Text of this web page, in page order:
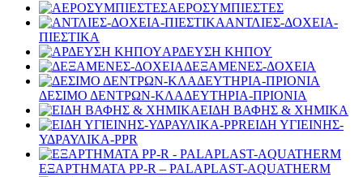
ΑΕΡΟΣΥΜΠΙΕΣΤΕΣ
ΑΝΤΛΙΕΣ-ΔΟΧΕΙΑ-
ΠΙΕΣΤΙΚΑ
ΑΡΔΕΥΣΗ ΚΗΠΟΥ
ΔΕΞΑΜΕΝΕΣ-ΔΟΧΕΙΑ
ΔΕΣΙΜΟ ΔΕΝΤΡΩΝ-ΚΛΑΔΕΥΤΗΡΙΑ-ΠΡΙΟΝΙΑ
ΕΙΔΗ ΒΑΦΗΣ & ΧΗΜΙΚΑ
ΕΙΔΗ ΥΓΙΕΙΝΗΣ-
ΥΔΡΑΥΛΙΚΑ-PPR
ΕΞΑΡΤΗΜΑΤΑ PP-R – PALAPLAST-AQUATHERM